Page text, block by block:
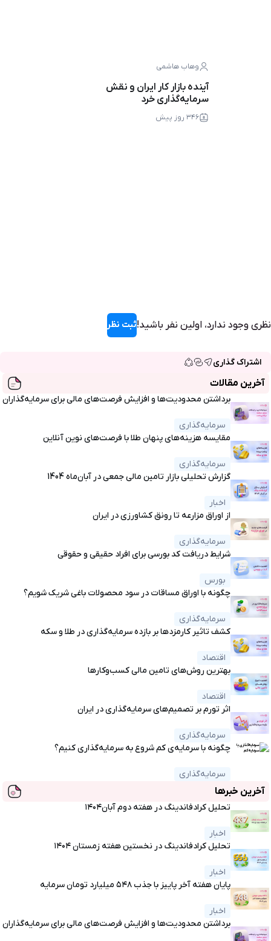
وهاب هاشمی
آینده بازار کار ایران و نقش
سرمایه‌گذاری خرد
۳۴۶ روز پیش
نظری وجود ندارد، اولین نفر باشید!ثبت نظر
اشتراک گذاری
آخرین مقالات
برداشتن محدودیت‌ها و افزایش فرصت‌های مالی برای سرمایه‌گذاران
سرمایه‌گذاری
مقایسه هزینه‌های پنهان طلا با فرصت‌های نوین آنلاین
سرمایه‌گذاری
گزارش تحلیلی بازار تامین مالی جمعی در آبان‌ماه 1404
اخبار
از اوراق مزارعه تا رونق کشاورزی در ایران
سرمایه‌گذاری
شرایط دریافت کد بورسی برای افراد حقیقی و حقوقی
بورس
چگونه با اوراق مساقات در سود محصولات باغی شریک شویم؟
سرمایه‌گذاری
کشف تاثیر کارمزدها بر بازده سرمایه‌گذاری در طلا و سکه
اقتصاد
بهترین روش‌های تامین مالی کسب‌وکارها
اقتصاد
اثر تورم بر تصمیم‌های سرمایه‌گذاری در ایران
سرمایه‌گذاری
چگونه با سرمایه‌ی کم شروع به سرمایه‌گذاری کنیم؟
سرمایه‌گذاری
آخرین خبرها
تحلیل کرادفاندینگ در هفته دوم آبان۱۴۰۴
اخبار
تحلیل کرادفاندینگ در نخستین هفته زمستان ۱۴۰۴
اخبار
پایان هفته آخر پاییز با جذب ۵۴۸ میلیارد تومان سرمایه
اخبار
برداشتن محدودیت‌ها و افزایش فرصت‌های مالی برای سرمایه‌گذاران